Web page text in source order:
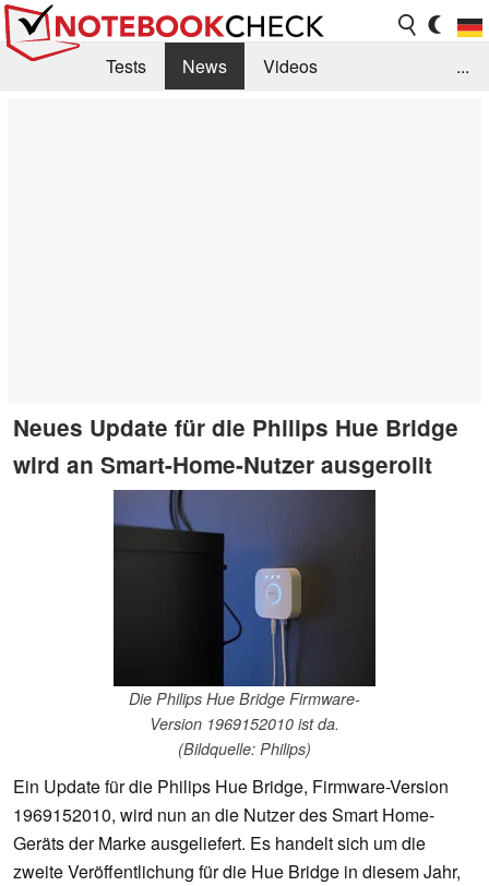
Tests News
Videos
...
Neues Update für die Philips Hue Bridge
wird an Smart-Home-Nutzer ausgerollt
Die Philips Hue Bridge Firmware-
Version 1969152010 ist da.
(Bildquelle: Philips)
Ein Update für die Philips Hue Bridge, Firmware-Version
1969152010, wird nun an die Nutzer des Smart Home-
Geräts der Marke ausgeliefert. Es handelt sich um die
zweite Veröffentlichung für die Hue Bridge in diesem Jahr,